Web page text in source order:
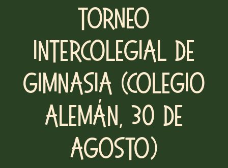
Torneo
Intercolegial de
Gimnasia (Colegio
Alemán, 30 de
agosto)